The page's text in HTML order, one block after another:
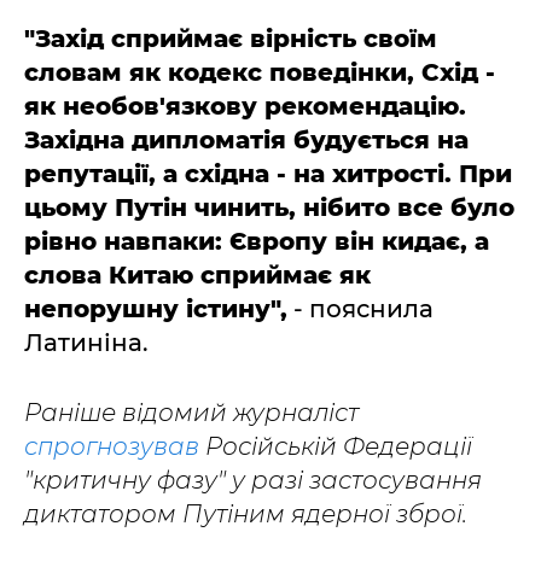
"Захід сприймає вірність своїм
словам як кодекс поведінки, Схід -
як необов'язкову рекомендацію.
Західна дипломатія будується на
репутації, а східна - на хитрості. При
цьому Путін чинить, нібито все було
рівно навпаки: Європу він кидає, а
слова Китаю сприймає як
непорушну істину", - пояснила
Латиніна.
Раніше відомий журналіст
спрогнозував Російській Федерації
"критичну фазу" у разі застосування
диктатором Путіним ядерної зброї.